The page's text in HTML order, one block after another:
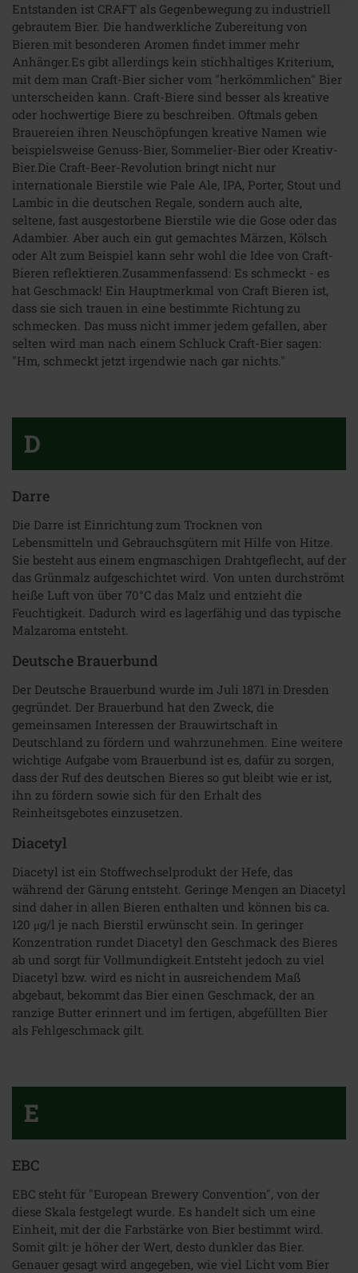
Entstanden ist CRAFT als Gegenbewegung zu industriell
gebrautem Bier. Die handwerkliche Zubereitung von
Bieren mit besonderen Aromen findet immer mehr
Anhänger.Es gibt allerdings kein stichhaltiges Kriterium,
mit dem man Craft-Bier sicher vom "herkömmlichen" Bier
unterscheiden kann. Craft-Biere sind besser als kreative
oder hochwertige Biere zu beschreiben. Oftmals geben
Brauereien ihren Neuschöpfungen kreative Namen wie
beispielsweise Genuss-Bier, Sommelier-Bier oder Kreativ-
Bier.Die Craft-Beer-Revolution bringt nicht nur
internationale Bierstile wie Pale Ale, IPA, Porter, Stout und
Lambic in die deutschen Regale, sondern auch alte,
seltene, fast ausgestorbene Bierstile wie die Gose oder das
Adambier. Aber auch ein gut gemachtes Märzen, Kölsch
oder Alt zum Beispiel kann sehr wohl die Idee von Craft-
Bieren reflektieren.Zusammenfassend: Es schmeckt - es
hat Geschmack! Ein Hauptmerkmal von Craft Bieren ist,
dass sie sich trauen in eine bestimmte Richtung zu
schmecken. Das muss nicht immer jedem gefallen, aber
selten wird man nach einem Schluck Craft-Bier sagen:
"Hm, schmeckt jetzt irgendwie nach gar nichts."
D
Darre
Die Darre ist Einrichtung zum Trocknen von
Lebensmitteln und Gebrauchsgütern mit Hilfe von Hitze.
Sie besteht aus einem engmaschigen Drahtgeflecht, auf der
das Grünmalz aufgeschichtet wird. Von unten durchströmt
heiße Luft von über 70°C das Malz und entzieht die
Feuchtigkeit. Dadurch wird es lagerfähig und das typische
Malzaroma entsteht.
Deutsche Brauerbund
Der Deutsche Brauerbund wurde im Juli 1871 in Dresden
gegründet. Der Brauerbund hat den Zweck, die
gemeinsamen Interessen der Brauwirtschaft in
Deutschland zu fördern und wahrzunehmen. Eine weitere
wichtige Aufgabe vom Brauerbund ist es, dafür zu sorgen,
dass der Ruf des deutschen Bieres so gut bleibt wie er ist,
ihn zu fördern sowie sich für den Erhalt des
Reinheitsgebotes einzusetzen.
Diacetyl
Diacetyl ist ein Stoffwechselprodukt der Hefe, das
während der Gärung entsteht. Geringe Mengen an Diacetyl
sind daher in allen Bieren enthalten und können bis ca.
120 μg/​l je nach Bierstil erwünscht sein. In geringer
Konzentration rundet Diacetyl den Geschmack des Bieres
ab und sorgt für Vollmundigkeit.Entsteht jedoch zu viel
Diacetyl bzw. wird es nicht in ausreichendem Maß
abgebaut, bekommt das Bier einen Geschmack, der an
ranzige Butter erinnert und im fertigen, abgefüllten Bier
als Fehlgeschmack gilt.
E
EBC
EBC steht für "European Brewery Convention", von der
diese Skala festgelegt wurde. Es handelt sich um eine
Einheit, mit der die Farbstärke von Bier bestimmt wird.
Somit gilt: je höher der Wert, desto dunkler das Bier.
Genauer gesagt wird angegeben, wie viel Licht vom Bier